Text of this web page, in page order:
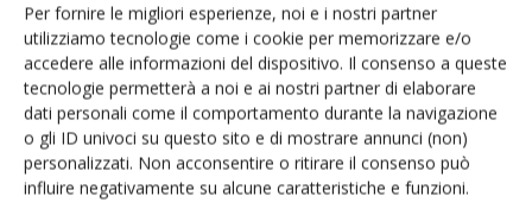
Per fornire le migliori esperienze, noi e i nostri partner
utilizziamo tecnologie come i cookie per memorizzare e/o
accedere alle informazioni del dispositivo. Il consenso a queste
tecnologie permetterà a noi e ai nostri partner di elaborare
dati personali come il comportamento durante la navigazione
o gli ID univoci su questo sito e di mostrare annunci (non)
personalizzati. Non acconsentire o ritirare il consenso può
influire negativamente su alcune caratteristiche e funzioni.
Rimani aggiornato sul mondo
dell’agricoltura
Iscriviti alle nostre newsletter